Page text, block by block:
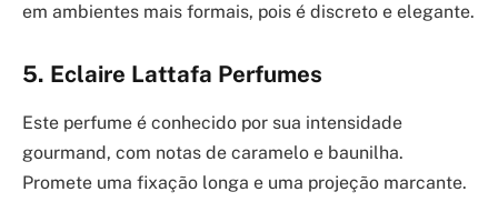
em ambientes mais formais, pois é discreto e elegante.
5. Eclaire Lattafa Perfumes
Este perfume é conhecido por sua intensidade
gourmand, com notas de caramelo e baunilha.
Promete uma fixação longa e uma projeção marcante.